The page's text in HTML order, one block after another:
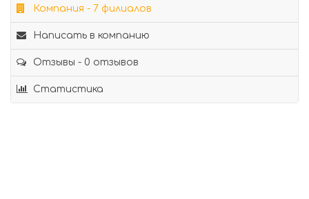
Компания - 7 филиалов
Написать в компанию
Отзывы - 0 отзывов
Статистика